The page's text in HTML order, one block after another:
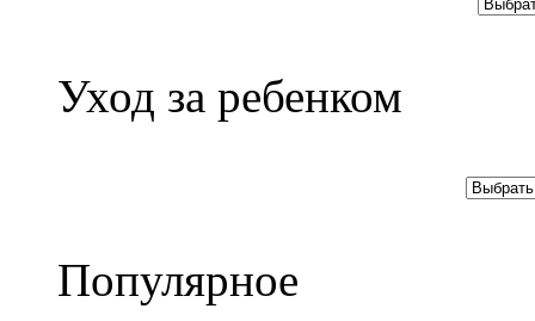
Уход за ребенком
Популярное